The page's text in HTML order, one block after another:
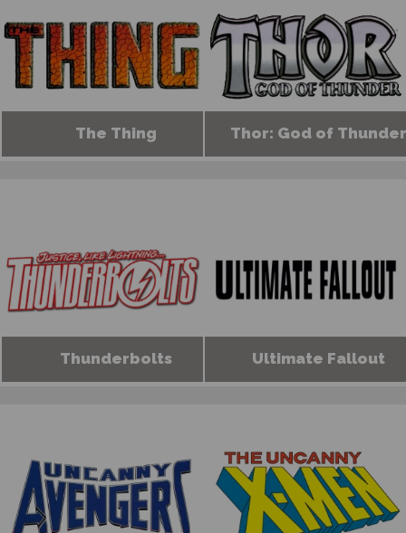
The Thing Thor: God of
Thunderbolts Ultimate Fallout